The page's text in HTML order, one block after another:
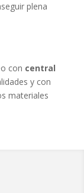
plena
con central
y con
materiales